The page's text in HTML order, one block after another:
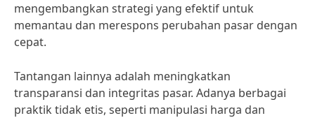
mengembangkan strategi yang efektif untuk
memantau dan merespons perubahan pasar dengan
cepat.
Tantangan lainnya adalah meningkatkan
transparansi dan integritas pasar. Adanya berbagai
praktik tidak etis, seperti manipulasi harga dan